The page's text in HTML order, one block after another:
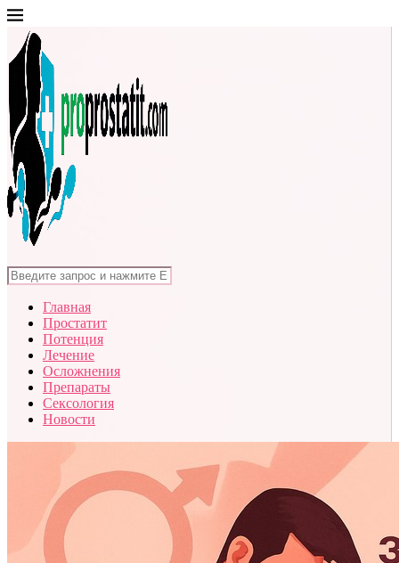
Главная
Простатит
Потенция
Лечение
Осложнения
Препараты
Сексология
Новости